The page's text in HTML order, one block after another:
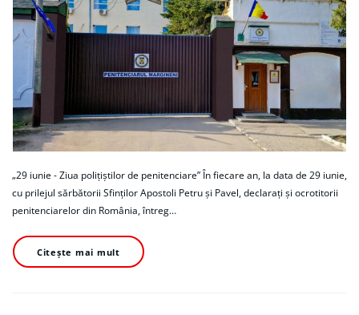
„29 iunie - Ziua polițiștilor de penitenciare” În fiecare an, la data de 29 iunie,
cu prilejul sărbătorii Sfinților Apostoli Petru și Pavel, declarați și ocrotitorii
penitenciarelor din România, întreg…
Citește mai mult